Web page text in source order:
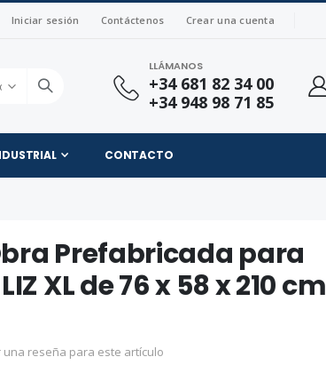
Iniciar sesión Contáctenos Crear una cuenta
LLÁMANOS
+34 681 82 34 00
+34 948 98 71 85
CONTACTO
Prefabricada para
XL de 76 x 58 x 210 cm
reseña para este artículo